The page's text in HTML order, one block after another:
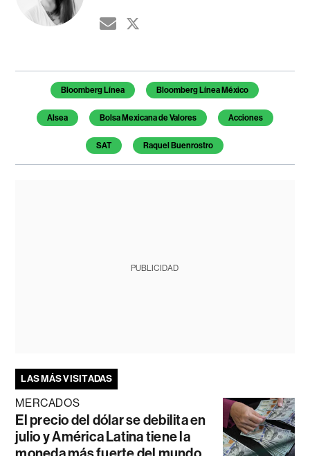
Temas de este artículo
Bloomberg Línea Bloomberg Línea México
Alsea Bolsa Mexicana de Valores Acciones
SAT Raquel Buenrostro
PUBLICIDAD
LAS MÁS VISITADAS
MERCADOS
El precio del dólar se debilita en
julio y América Latina tiene la